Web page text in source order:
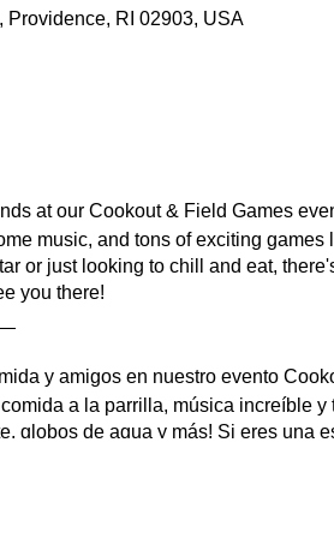
Providence, RI 02903, USA
at our Cookout & Field Games
music, and tons of exciting games
or just looking to chill and eat,
you there!
y amigos en nuestro evento
a la parrilla, música increíble
globos de agua y más! Si eres una